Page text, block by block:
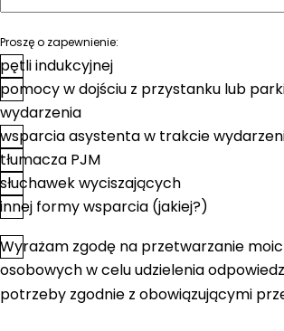
Proszę o zapewnienie:
pętli indukcyjnej
pomocy w dojściu z przystanku lub
wydarzenia
wsparcia asystenta w trakcie
tłumacza PJM
słuchawek wyciszających
innej formy wsparcia (jakiej?)
Zgoda*
Wyrażam zgodę na przetwarzanie
osobowych w celu udzielenia
potrzeby zgodnie z obowiązującymi